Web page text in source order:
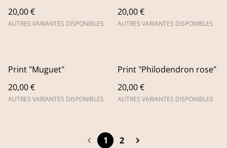
20,00 €
AUTRES VARIANTES DISPONIBLES
20,00 €
AUTRES VARIANTES DISPONIBLES
Print "Muguet"
20,00 €
AUTRES VARIANTES DISPONIBLES
Print "Philodendron rose"
20,00 €
AUTRES VARIANTES DISPONIBLES
1 2